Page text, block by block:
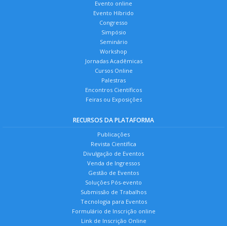
Evento online
Evento Híbrido
Congresso
Simpósio
Seminário
Workshop
Jornadas Acadêmicas
Cursos Online
Palestras
Encontros Científicos
Feiras ou Exposições
RECURSOS DA PLATAFORMA
Publicações
Revista Científica
Divulgação de Eventos
Venda de Ingressos
Gestão de Eventos
Soluções Pós-evento
Submissão de Trabalhos
Tecnologia para Eventos
Formulário de Inscrição online
Link de Inscrição Online